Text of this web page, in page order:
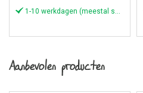
1-10 werkdagen (meestal sneller)
Aanbevolen producten